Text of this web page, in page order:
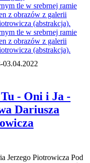
03.04.2022
- Oni i Ja -
Dariusza
Jerzego Piotrowicza Pod